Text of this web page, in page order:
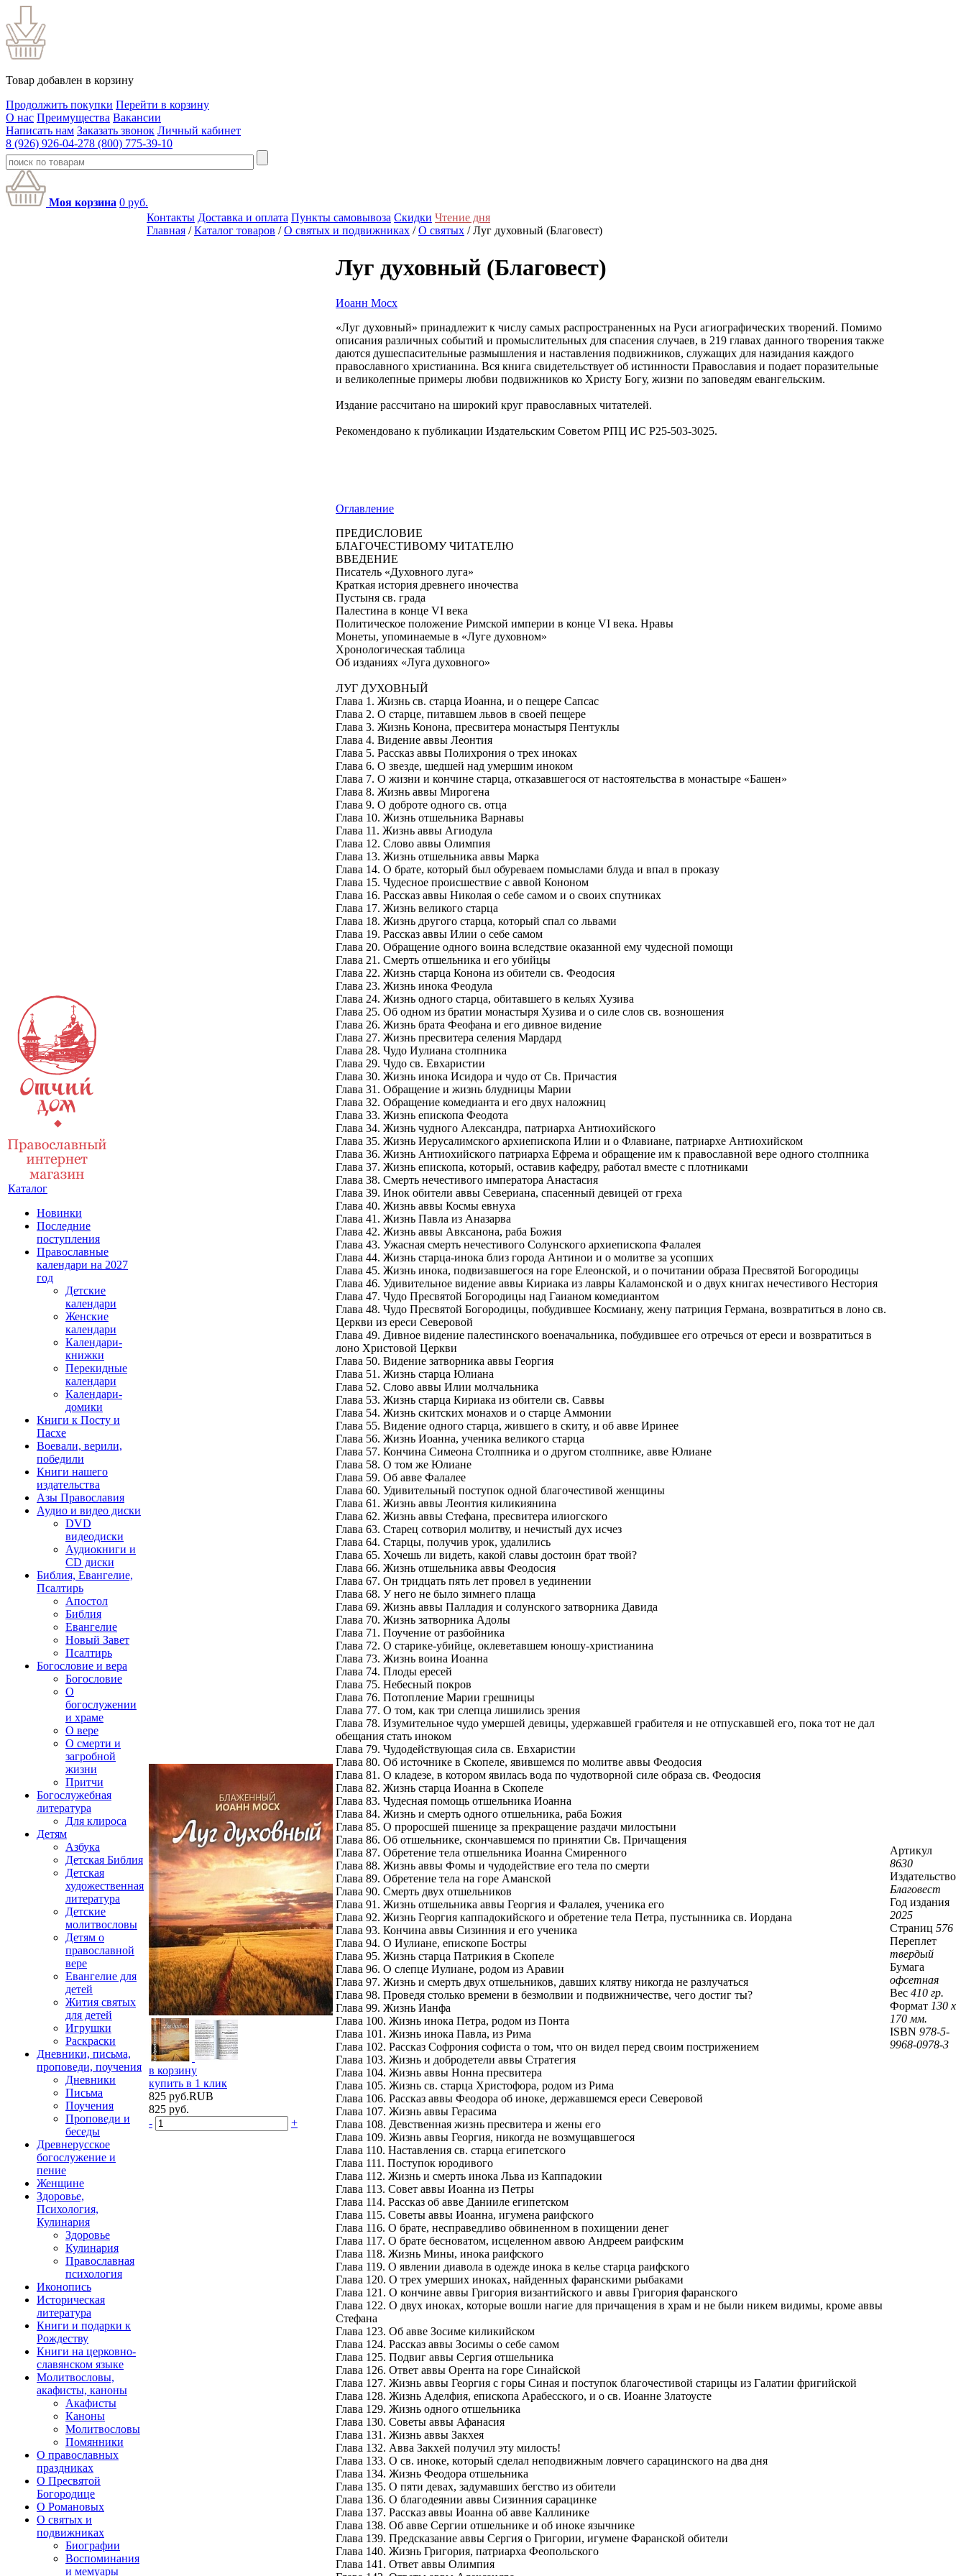
Товар добавлен в корзину
Продолжить покупки Перейти в корзину
О нас Преимущества Вакансии
Написать нам Заказать звонок Личный кабинет
8 (926) 926-04-278 (800) 775-39-10
Моя корзина 0 руб.
Каталог
Новинки
Последние
поступления
Православные
календари на 2027
год
Детские
календари
Женские
календари
Календари-
книжки
Перекидные
календари
Календари-
домики
Книги к Посту и
Пасхе
Воевали, верили,
победили
Книги нашего
издательства
Азы Православия
Аудио и видео диски
DVD
видеодиски
Аудиокниги и
CD диски
Библия, Евангелие,
Псалтирь
Апостол
Библия
Евангелие
Новый Завет
Псалтирь
Богословие и вера
Богословие
О
богослужении
и храме
О вере
О смерти и
загробной
жизни
Притчи
Богослужебная
литература
Для клироса
Детям
Азбука
Детская Библия
Детская
художественная
литература
Детские
молитвословы
Детям о
православной
вере
Евангелие для
детей
Жития святых
для детей
Игрушки
Раскраски
Дневники, письма,
проповеди, поучения
Дневники
Письма
Поучения
Проповеди и
беседы
Древнерусское
богослужение и
пение
Женщине
Здоровье,
Психология,
Кулинария
Здоровье
Кулинария
Православная
психология
Иконопись
Историческая
литература
Книги и подарки к
Рождеству
Книги на церковно-
славянском языке
Молитвословы,
акафисты, каноны
Акафисты
Каноны
Молитвословы
Помянники
О православных
праздниках
О Пресвятой
Богородице
О Романовых
О святых и
подвижниках
Биографии
Воспоминания
и мемуары
Контакты Доставка и оплата Пункты самовывоза Скидки Чтение дня
Главная /Каталог товаров /О святых и подвижниках /О святых / Луг духовный (Благовест)
в корзину
купить в 1 клик
825 руб.RUB
825 руб.
-
+
Луг духовный (Благовест)
Иоанн Мосх
«Луг духовный» принадлежит к числу самых распространенных на Руси агиографических творений. Помимо
описания различных событий и промыслительных для спасения случаев, в 219 главах данного творения также
даются душеспасительные размышления и наставления подвижников, служащих для назидания каждого
православного христианина. Вся книга свидетельствует об истинности Православия и подает поразительные
и великолепные примеры любви подвижников ко Христу Богу, жизни по заповедям евангельским.
Издание рассчитано на широкий круг православных читателей.
Рекомендовано к публикации Издательским Советом РПЦ ИС Р25-503-3025.
Оглавление
ПРЕДИСЛОВИЕ
БЛАГОЧЕСТИВОМУ ЧИТАТЕЛЮ
ВВЕДЕНИЕ
Писатель «Духовного луга»
Краткая история древнего иночества
Пустыня св. града
Палестина в конце VI века
Политическое положение Римской империи в конце VI века. Нравы
Монеты, упоминаемые в «Луге духовном»
Хронологическая таблица
Об изданиях «Луга духовного»
ЛУГ ДУХОВНЫЙ
Глава 1. Жизнь св. старца Иоанна, и о пещере Сапсас
Глава 2. О старце, питавшем львов в своей пещере
Глава 3. Жизнь Конона, пресвитера монастыря Пентуклы
Глава 4. Видение аввы Леонтия
Глава 5. Рассказ аввы Полихрония о трех иноках
Глава 6. О звезде, шедшей над умершим иноком
Глава 7. О жизни и кончине старца, отказавшегося от настоятельства в монастыре «Башен»
Глава 8. Жизнь аввы Мирогена
Глава 9. О доброте одного св. отца
Глава 10. Жизнь отшельника Варнавы
Глава 11. Жизнь аввы Агиодула
Глава 12. Слово аввы Олимпия
Глава 13. Жизнь отшельника аввы Марка
Глава 14. О брате, который был обуреваем помыслами блуда и впал в проказу
Глава 15. Чудесное происшествие с аввой Кононом
Глава 16. Рассказ аввы Николая о себе самом и о своих спутниках
Глава 17. Жизнь великого старца
Глава 18. Жизнь другого старца, который спал со львами
Глава 19. Рассказ аввы Илии о себе самом
Глава 20. Обращение одного воина вследствие оказанной ему чудесной помощи
Глава 21. Смерть отшельника и его убийцы
Глава 22. Жизнь старца Конона из обители св. Феодосия
Глава 23. Жизнь инока Феодула
Глава 24. Жизнь одного старца, обитавшего в кельях Хузива
Глава 25. Об одном из братии монастыря Хузива и о силе слов св. возношения
Глава 26. Жизнь брата Феофана и его дивное видение
Глава 27. Жизнь пресвитера селения Мардард
Глава 28. Чудо Иулиана столпника
Глава 29. Чудо св. Евхаристии
Глава 30. Жизнь инока Исидора и чудо от Св. Причастия
Глава 31. Обращение и жизнь блудницы Марии
Глава 32. Обращение комедианта и его двух наложниц
Глава 33. Жизнь епископа Феодота
Глава 34. Жизнь чудного Александра, патриарха Антиохийского
Глава 35. Жизнь Иерусалимского архиепископа Илии и о Флавиане, патриархе Антиохийском
Глава 36. Жизнь Антиохийского патриарха Ефрема и обращение им к православной вере одного столпника
Глава 37. Жизнь епископа, который, оставив кафедру, работал вместе с плотниками
Глава 38. Смерть нечестивого императора Анастасия
Глава 39. Инок обители аввы Севериана, спасенный девицей от греха
Глава 40. Жизнь аввы Космы евнуха
Глава 41. Жизнь Павла из Аназарва
Глава 42. Жизнь аввы Авксанона, раба Божия
Глава 43. Ужасная смерть нечестивого Солунского архиепископа Фалалея
Глава 44. Жизнь старца-инока близ города Антинои и о молитве за усопших
Глава 45. Жизнь инока, подвизавшегося на горе Елеонской, и о почитании образа Пресвятой Богородицы
Глава 46. Удивительное видение аввы Кириака из лавры Каламонской и о двух книгах нечестивого Нестория
Глава 47. Чудо Пресвятой Богородицы над Гаианом комедиантом
Глава 48. Чудо Пресвятой Богородицы, побудившее Космиану, жену патриция Германа, возвратиться в лоно св.
Церкви из ереси Северовой
Глава 49. Дивное видение палестинского военачальника, побудившее его отречься от ереси и возвратиться в
лоно Христовой Церкви
Глава 50. Видение затворника аввы Георгия
Глава 51. Жизнь старца Юлиана
Глава 52. Слово аввы Илии молчальника
Глава 53. Жизнь старца Кириака из обители св. Саввы
Глава 54. Жизнь скитских монахов и о старце Аммонии
Глава 55. Видение одного старца, жившего в скиту, и об авве Иринее
Глава 56. Жизнь Иоанна, ученика великого старца
Глава 57. Кончина Симеона Столпника и о другом столпнике, авве Юлиане
Глава 58. О том же Юлиане
Глава 59. Об авве Фалалее
Глава 60. Удивительный поступок одной благочестивой женщины
Глава 61. Жизнь аввы Леонтия киликиянина
Глава 62. Жизнь аввы Стефана, пресвитера илиогского
Глава 63. Старец сотворил молитву, и нечистый дух исчез
Глава 64. Старцы, получив урок, удалились
Глава 65. Хочешь ли видеть, какой славы достоин брат твой?
Глава 66. Жизнь отшельника аввы Феодосия
Глава 67. Он тридцать пять лет провел в уединении
Глава 68. У него не было зимнего плаща
Глава 69. Жизнь аввы Палладия и солунского затворника Давида
Глава 70. Жизнь затворника Адолы
Глава 71. Поучение от разбойника
Глава 72. О старике-убийце, оклеветавшем юношу-христианина
Глава 73. Жизнь воина Иоанна
Глава 74. Плоды ересей
Глава 75. Небесный покров
Глава 76. Потопление Марии грешницы
Глава 77. О том, как три слепца лишились зрения
Глава 78. Изумительное чудо умершей девицы, удержавшей грабителя и не отпускавшей его, пока тот не дал
обещания стать иноком
Глава 79. Чудодействующая сила св. Евхаристии
Глава 80. Об источнике в Скопеле, явившемся по молитве аввы Феодосия
Глава 81. О кладезе, в котором явилась вода по чудотворной силе образа св. Феодосия
Глава 82. Жизнь старца Иоанна в Скопеле
Глава 83. Чудесная помощь отшельника Иоанна
Глава 84. Жизнь и смерть одного отшельника, раба Божия
Глава 85. О проросшей пшенице за прекращение раздачи милостыни
Глава 86. Об отшельнике, скончавшемся по принятии Св. Причащения
Глава 87. Обретение тела отшельника Иоанна Смиренного
Глава 88. Жизнь аввы Фомы и чудодействие его тела по смерти
Глава 89. Обретение тела на горе Аманской
Глава 90. Смерть двух отшельников
Глава 91. Жизнь отшельника аввы Георгия и Фалалея, ученика его
Глава 92. Жизнь Георгия каппадокийского и обретение тела Петра, пустынника св. Иордана
Глава 93. Кончина аввы Сизинния и его ученика
Глава 94. О Иулиане, епископе Бостры
Глава 95. Жизнь старца Патрикия в Скопеле
Глава 96. О слепце Иулиане, родом из Аравии
Глава 97. Жизнь и смерть двух отшельников, давших клятву никогда не разлучаться
Глава 98. Проведя столько времени в безмолвии и подвижничестве, чего достиг ты?
Глава 99. Жизнь Ианфа
Глава 100. Жизнь инока Петра, родом из Понта
Глава 101. Жизнь инока Павла, из Рима
Глава 102. Рассказ Софрония софиста о том, что он видел перед своим пострижением
Глава 103. Жизнь и добродетели аввы Стратегия
Глава 104. Жизнь аввы Нонна пресвитера
Глава 105. Жизнь св. старца Христофора, родом из Рима
Глава 106. Рассказ аввы Феодора об иноке, державшемся ереси Северовой
Глава 107. Жизнь аввы Герасима
Глава 108. Девственная жизнь пресвитера и жены его
Глава 109. Жизнь аввы Георгия, никогда не возмущавшегося
Глава 110. Наставления св. старца египетского
Глава 111. Поступок юродивого
Глава 112. Жизнь и смерть инока Льва из Каппадокии
Глава 113. Совет аввы Иоанна из Петры
Глава 114. Рассказ об авве Данииле египетском
Глава 115. Советы аввы Иоанна, игумена раифского
Глава 116. О брате, несправедливо обвиненном в похищении денег
Глава 117. О брате бесноватом, исцеленном аввою Андреем раифским
Глава 118. Жизнь Мины, инока раифского
Глава 119. О явлении диавола в одежде инока в келье старца раифского
Глава 120. О трех умерших иноках, найденных фаранскими рыбаками
Глава 121. О кончине аввы Григория византийского и аввы Григория фаранского
Глава 122. О двух иноках, которые вошли нагие для причащения в храм и не были никем видимы, кроме аввы
Стефана
Глава 123. Об авве Зосиме киликийском
Глава 124. Рассказ аввы Зосимы о себе самом
Глава 125. Подвиг аввы Сергия отшельника
Глава 126. Ответ аввы Орента на горе Синайской
Глава 127. Жизнь аввы Георгия с горы Синая и поступок благочестивой старицы из Галатии фригийской
Глава 128. Жизнь Аделфия, епископа Арабесского, и о св. Иоанне Златоусте
Глава 129. Жизнь одного отшельника
Глава 130. Советы аввы Афанасия
Глава 131. Жизнь аввы Закхея
Глава 132. Авва Закхей получил эту милость!
Глава 133. О св. иноке, который сделал неподвижным ловчего сарацинского на два дня
Глава 134. Жизнь Феодора отшельника
Глава 135. О пяти девах, задумавших бегство из обители
Глава 136. О благодеянии аввы Сизинния сарацинке
Глава 137. Рассказ аввы Иоанна об авве Каллинике
Глава 138. Об авве Сергии отшельнике и об иноке язычнике
Глава 139. Предсказание аввы Сергия о Григории, игумене Фаранской обители
Глава 140. Жизнь Григория, патриарха Феопольского
Глава 141. Ответ аввы Олимпия
Артикул
8630
Издательство
Благовест
Год издания
2025
Страниц 576
Переплет
твердый
Бумага
офсетная
Вес 410 гр.
Формат 130 х
170 мм.
ISBN 978-5-
9968-0978-3